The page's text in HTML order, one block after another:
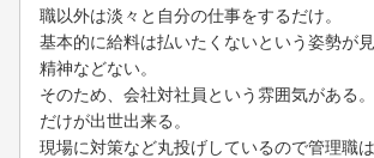
職以外は淡々と自分の仕事をするだけ。
基本的に給料は払いたくないという姿勢が
精神などない。
そのため、会社対社員という雰囲気がある
だけが出世出来る。
現場に対策など丸投げしているので管理職